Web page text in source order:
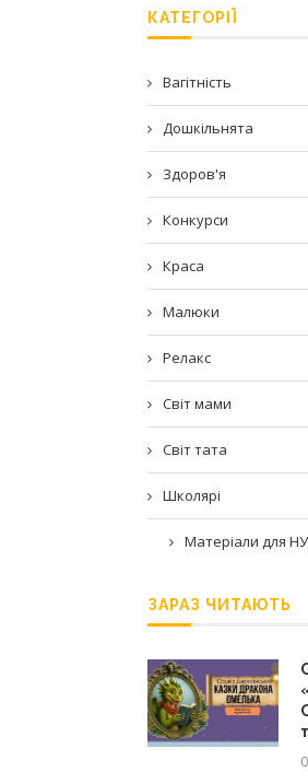
КАТЕГОРІЇ
Вагітність
Дошкільнята
Здоров'я
Конкурси
Краса
Малюки
Релакс
Світ мами
Світ тата
Школярі
Матеріали для
ЗАРАЗ ЧИТАЮТЬ